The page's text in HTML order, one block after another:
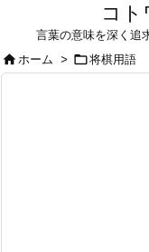
コト
言葉の意味を深く追
ホーム > 将棋用語